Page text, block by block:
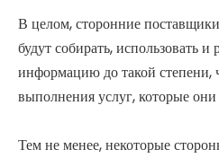
В целом, сторонние
будут собирать, использовать
информацию до такой степени,
выполнения услуг, которые
Тем не менее, некоторые